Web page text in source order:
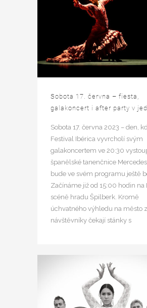
Sobota 17. června – fiesta,
galakoncert i after party v
Sobota 17. června 2023 – den,
Festival Ibérica vyvrcholí svým
galakoncertem ve 20:30
španělské tanenčnice
bude ve svém programu ještě
Začínáme již od 15:00 hodin na
scéně hradu Špilberk. Kromě
úchvatného výhledu na město
návštěvníky čekají stánky s